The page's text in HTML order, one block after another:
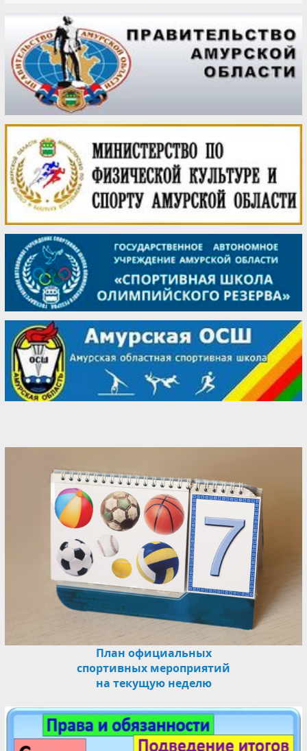
План официальных
спортивных мероприятий
на текущую неделю